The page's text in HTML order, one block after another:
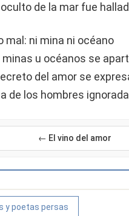
de la mar fue
mal: ni mina ni océano
u océanos se
del amor se
de los hombres
← El vino del amor
y poetas persas